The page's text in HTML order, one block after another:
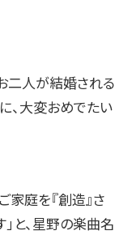
二人が結婚される
、大変おめでたい
家庭を『創造』さ
と、星野の楽曲名